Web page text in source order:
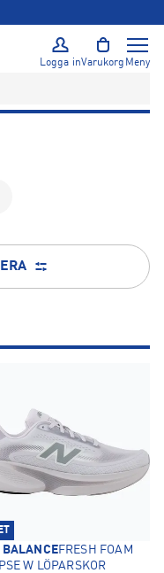
Logga inVarukorg Meny
BALANCEFRESH FOAM
W LÖPARSKOR